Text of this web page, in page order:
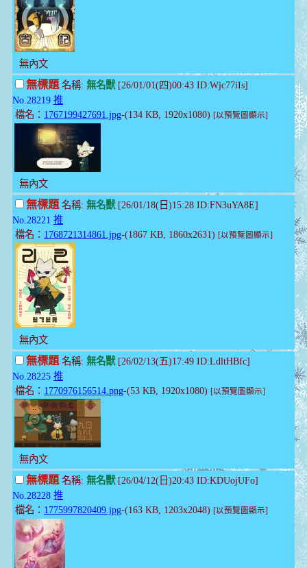
無內文
無標題名稱: 無名獸[26/01/01(四)00:43 ID:Wjc77iIs]
No.28219 推
檔名： 1767199427691.jpg-(134 KB, 1920x1080) [以預覽圖顯示]
無內文
無標題名稱: 無名獸[26/01/18(日)15:28 ID:FN3uYA8E]
No.28221 推
檔名： 1768721314861.jpg-(1867 KB, 1860x2631) [以預覽圖顯示]
無內文
無標題名稱: 無名獸[26/02/13(五)17:49 ID:LdltHBfc]
No.28225 推
檔名： 1770976156514.png-(53 KB, 1920x1080) [以預覽圖顯示]
無內文
無標題名稱: 無名獸[26/04/12(日)20:43 ID:KDUojUFo]
No.28228 推
檔名： 1775997820409.jpg-(163 KB, 1203x2048) [以預覽圖顯示]